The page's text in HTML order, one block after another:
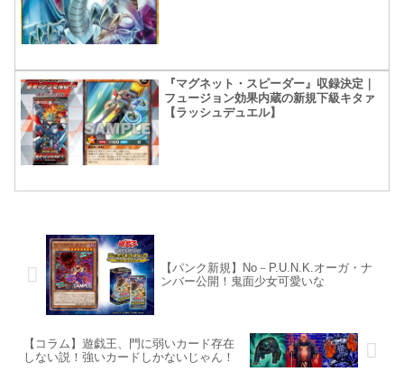
『マグネット・スピーダー』収録決定｜
フュージョン効果内蔵の新規下級キタァ
【ラッシュデュエル】
【パンク新規】No－P.U.N.K.オーガ・ナ
ンバー公開！鬼面少女可愛いな
【コラム】遊戯王、門に弱いカード存在
しない説！強いカードしかないじゃん！